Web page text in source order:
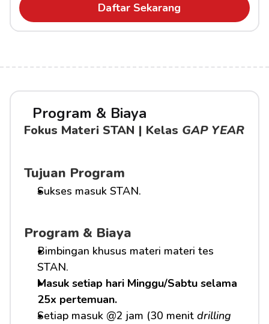
Daftar Sekarang
Program & Biaya
Fokus Materi STAN | Kelas GAP YEAR
Tujuan Program
Sukses masuk STAN.
Program & Biaya
Bimbingan khusus materi materi tes
STAN.
Masuk setiap hari Minggu/Sabtu selama
25x pertemuan.
Setiap masuk @2 jam (30 menit drilling